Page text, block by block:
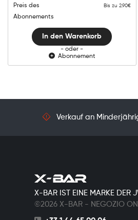
Preis des
Abonnements
Bis zu 2.90€
In den Warenkorb
- oder -
Abonnement
Verkauf an
X-BAR IST EINE MARKE DER
©2026 X-BAR - NEGOZIO